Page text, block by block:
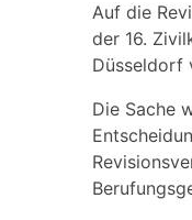
Auf die
der 16.
Düsseldorf
Die Sache